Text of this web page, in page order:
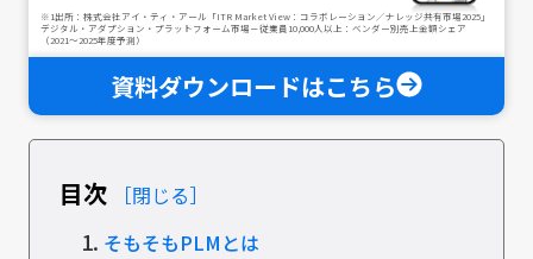
※1出所：株式会社アイ・ティ・アール「ITR Market View：コラボレーション／ナレッジ共有市場2025」
デジタル・アダプション・プラットフォーム市場－従業員10,000人以上：ベンダー別売上金額シェア
（2021～2025年度予測）
資料ダウンロードはこちら
目次 ［閉じる］
1. そもそもPLMとは